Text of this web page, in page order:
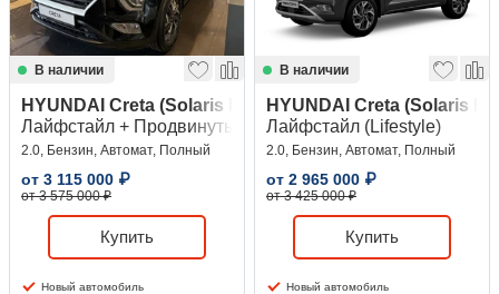
В наличии
HYUNDAI Creta (Solaris HC)
Лайфстайл + Продвинутый (Lifestyle + Advanced)
2.0, Бензин, Автомат, Полный
от 3 115 000 ₽
от 3 575 000 ₽
Купить
Новый автомобиль
В наличии
HYUNDAI Creta (Solaris
Лайфстайл (Lifestyle)
2.0, Бензин, Автомат, Полный
от 2 965 000 ₽
от 3 425 000 ₽
Купить
Новый автомобиль